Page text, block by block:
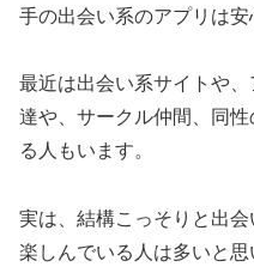
手の出会い系のアプリは安
最近は出会い系サイトや
達や、サークル仲間、同
る人もいます。
実は、結構こっそりと出
楽しんでいる人は多いと思